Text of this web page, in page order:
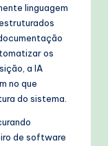
linguagem
os
a IA
no que
do sistema.
de software